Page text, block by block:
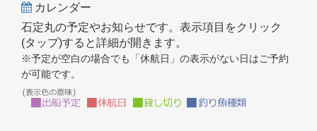
カレンダー
石定丸の予定やお知らせです。表示項目をクリック
(タップ)すると詳細が開きます。
※予定が空白の場合でも「休航日」の表示がない日はご予約
が可能です。